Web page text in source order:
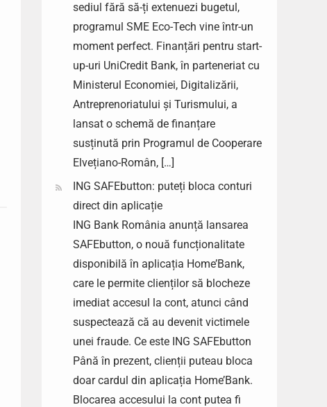
sediul fără să-ți extenuezi bugetul,
programul SME Eco-Tech vine într-un
moment perfect. Finanțări pentru start-
up-uri UniCredit Bank, în parteneriat cu
Ministerul Economiei, Digitalizării,
Antreprenoriatului și Turismului, a
lansat o schemă de finanțare
susținută prin Programul de Cooperare
Elvețiano-Român, […]
ING SAFEbutton: puteți bloca conturi
direct din aplicație
ING Bank România anunță lansarea
SAFEbutton, o nouă funcționalitate
disponibilă în aplicația Home’Bank,
care le permite clienților să blocheze
imediat accesul la cont, atunci când
suspectează că au devenit victimele
unei fraude. Ce este ING SAFEbutton
Până în prezent, clienții puteau bloca
doar cardul din aplicația Home’Bank.
Blocarea accesului la cont putea fi